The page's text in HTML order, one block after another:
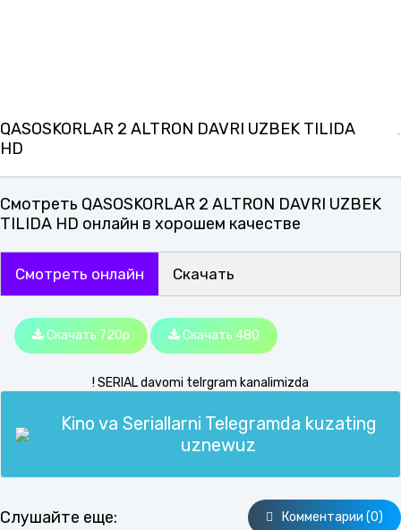
QASOSKORLAR 2 ALTRON DAVRI UZBEK TILIDA
HD
Смотреть QASOSKORLAR 2 ALTRON DAVRI UZBEK
TILIDA HD онлайн в хорошем качестве
Смотреть онлайн Скачать
Скачать 720p Скачать 480
! SERIAL davomi telrgram kanalimizda
Kino va Seriallarni Telegramda kuzating
uznewuz
Слушайте еще: Комментарии (0)